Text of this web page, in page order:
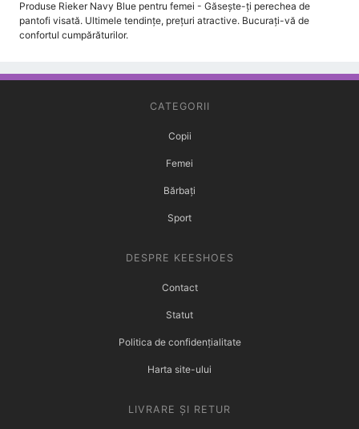
Produse Rieker Navy Blue pentru femei - Găsește-ți perechea de
pantofi visată. Ultimele tendințe, prețuri atractive. Bucurați-vă de
confortul cumpărăturilor.
CATEGORII
Copii
Femei
Bărbați
Sport
DESPRE KEESHOES
Contact
Statut
Politica de confidențialitate
Harta site-ului
LIVRARE ȘI RETUR